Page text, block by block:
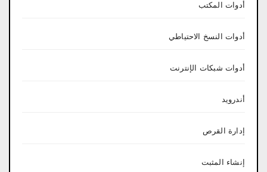
أدوات المكتب
أدوات النسخ الاحتياطي
أدوات شبكات الإنترنت
أندرويد
إدارة القرص
إنشاء المثبت